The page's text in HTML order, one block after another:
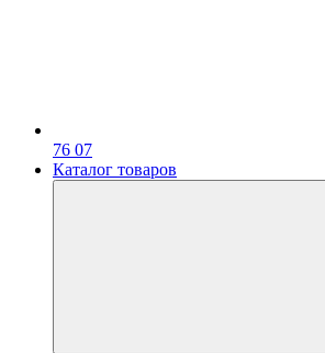
76 07
Каталог товаров